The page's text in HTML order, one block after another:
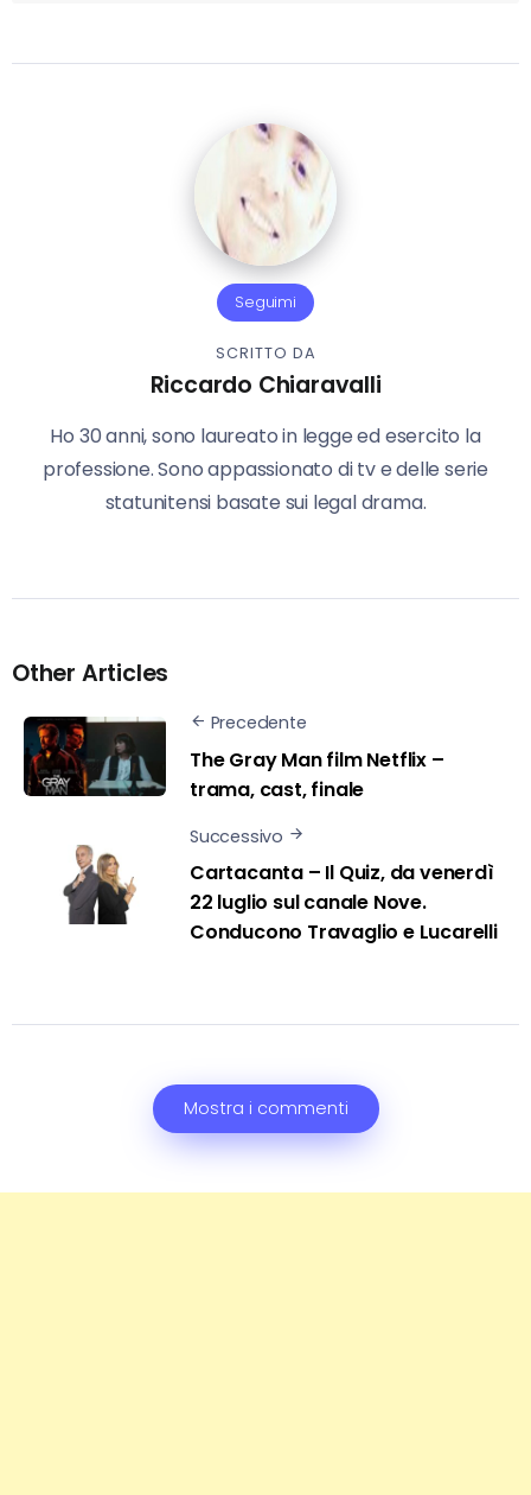
Seguimi
SCRITTO DA
Riccardo Chiaravalli
Ho 30 anni, sono laureato in legge ed esercito la
professione. Sono appassionato di tv e delle serie
statunitensi basate sui legal drama.
Other Articles
Precedente
The Gray Man film Netflix –
trama, cast, finale
Successivo
Cartacanta – Il Quiz, da venerdì
22 luglio sul canale Nove.
Conducono Travaglio e Lucarelli
Mostra i commenti